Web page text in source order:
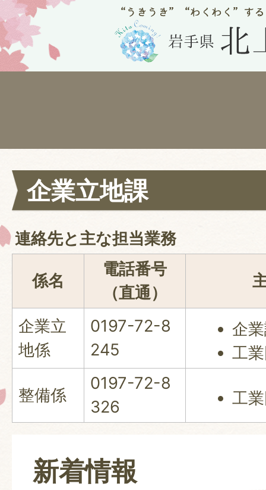
企業立地課
連絡先と主な担当業務
係名
電話番号
（直通）
企業立
地係
0197-72-8
245
企
工
整備係
0197-72-8
326
工
新着情報